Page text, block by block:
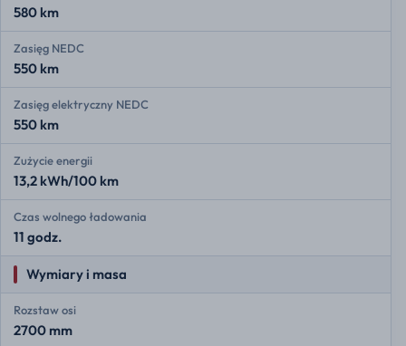
580 km
Zasięg NEDC
550 km
Zasięg elektryczny NEDC
550 km
Zużycie energii
13,2 kWh/100 km
Czas wolnego ładowania
11 godz.
Wymiary i masa
Rozstaw osi
2700 mm